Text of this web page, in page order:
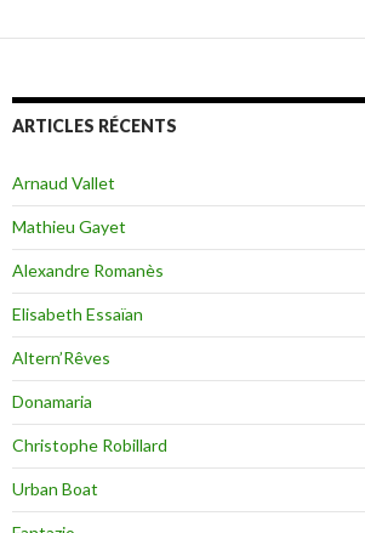
ARTICLES RÉCENTS
Arnaud Vallet
Mathieu Gayet
Alexandre Romanès
Elisabeth Essaïan
Altern’Rêves
Donamaria
Christophe Robillard
Urban Boat